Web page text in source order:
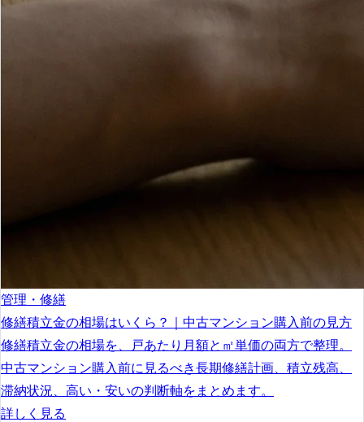
管理・修繕
修繕積立金の相場はいくら？｜中古マンション購入前の見方
修繕積立金の相場を、戸あたり月額と㎡単価の両方で整理。
中古マンション購入前に見るべき長期修繕計画、積立残高、
滞納状況、高い・安いの判断軸をまとめます。
詳しく見る